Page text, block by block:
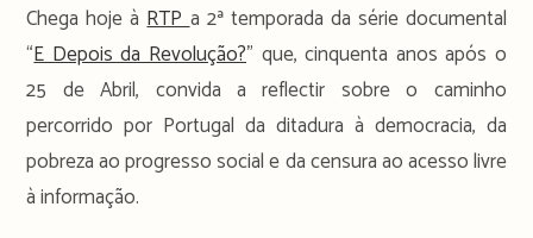
Chega hoje àRTPa 2ª temporada da série documental
“E Depois da Revolução?” que, cinquenta anos após o
25 de Abril, convida a reflectir sobre o caminho
percorrido por Portugal da ditadura à democracia, da
pobreza ao progresso social e da censura ao acesso livre
à informação.